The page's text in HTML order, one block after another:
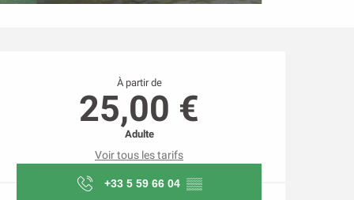
À partir de
25,00 €
Adulte
Voir tous les tarifs
+33 5 59 66 04 ▒▒